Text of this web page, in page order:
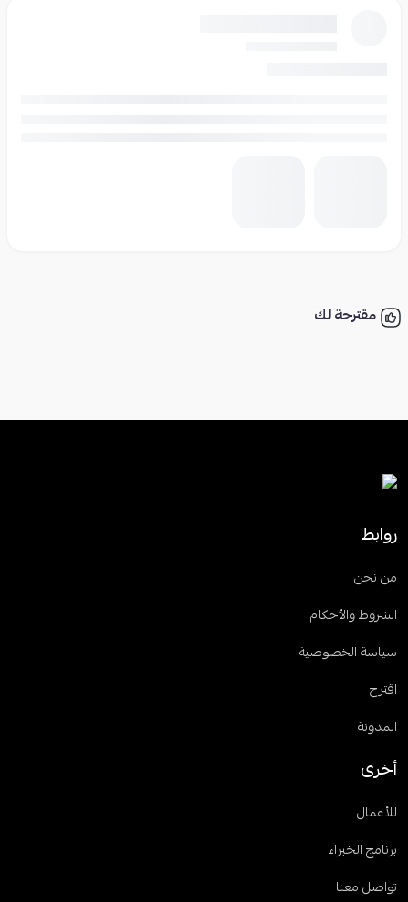
مقترحة لك
روابط
من نحن
الشروط والأحكام
سياسة الخصوصية
اقترح
المدونة
أخرى
للأعمال
برنامج الخبراء
تواصل معنا